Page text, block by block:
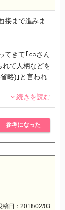
と思います。
接まで進みま
てきて｢○○さん
れて人柄などを
略)｣と言われ
し訳ございま
えて採用の
ちらの面接担
を○○さん(私)
れ切られまし
不採用でし
の電話をかけ
続きを読む
参考になった
稿日：2018/02/03